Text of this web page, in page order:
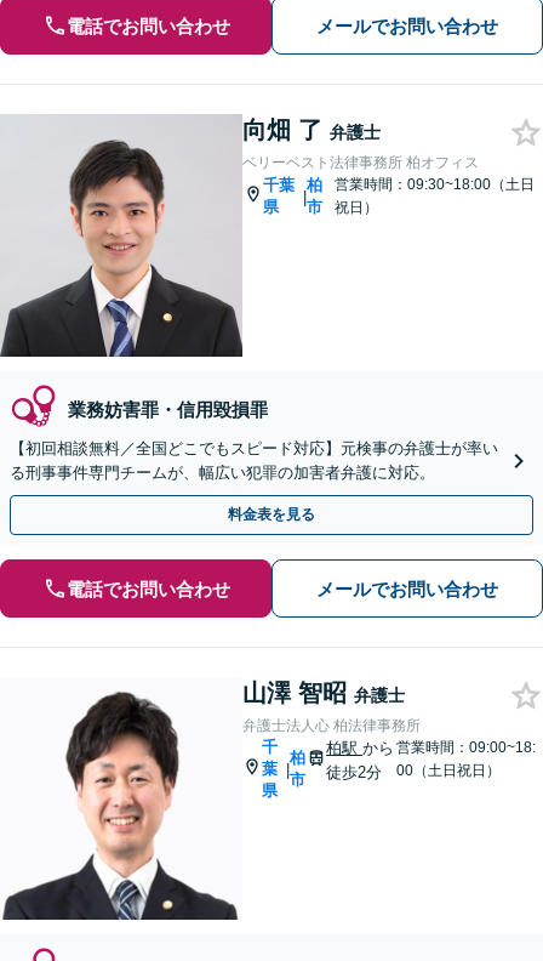
電話でお問い合わせ メールでお問い合わせ
向畑 了 弁護士
ベリーベスト法律事務所 柏オフィス
千葉
県
|
柏
市
営業時間：09:30~18:00（土日
祝日）
業務妨害罪・信用毀損罪
【初回相談無料／全国どこでもスピード対応】元検事の弁護士が率い
る刑事事件専門チームが、幅広い犯罪の加害者弁護に対応。
料金表を見る
電話でお問い合わせ メールでお問い合わせ
山澤 智昭 弁護士
弁護士法人心 柏法律事務所
千
葉
県
|
柏
市
柏駅から
徒歩2分
営業時間：09:00~18:
00（土日祝日）